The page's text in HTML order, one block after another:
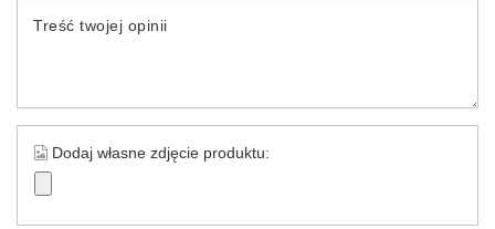
Treść twojej opinii
Dodaj własne zdjęcie produktu: